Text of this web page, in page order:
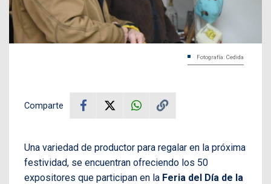
Fotografía: Cedida
Comparte
Una variedad de productor para regalar en la próxima
festividad, se encuentran ofreciendo los 50
expositores que participan en la Feria del Día de la